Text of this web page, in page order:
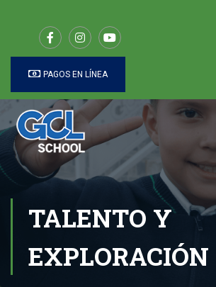
PAGOS EN LÍNEA
TALENTO Y
EXPLORACIÓN